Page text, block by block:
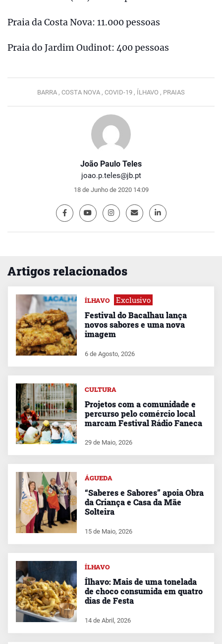
João Paulo Teles
joao.p.teles@jb.pt
18 de Junho de 2020 14:09
Praia da Costa Nova: 11.000 pessoas
Praia do Jardim Oudinot: 400 pessoas
BARRA , COSTA NOVA , COVID-19 , ÍLHAVO , PRAIAS
Artigos relacionados
ÍLHAVO Exclusivo
Festival do Bacalhau lança
novos sabores e uma nova
imagem
6 de Agosto, 2026
CULTURA
Projetos com a comunidade e
percurso pelo comércio local
marcam Festival Rádio Faneca
29 de Maio, 2026
ÁGUEDA
“Saberes e Sabores” apoia Obra
da Criança e Casa da Mãe
Solteira
15 de Maio, 2026
ÍLHAVO
Ílhavo: Mais de uma tonelada
de choco consumida em quatro
dias de Festa
14 de Abril, 2026